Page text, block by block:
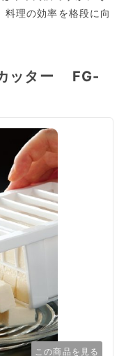
料理の効率を格段に向
ッター FG-
この商品を見る